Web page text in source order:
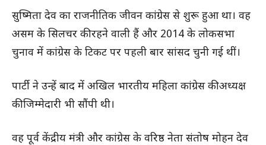
सुष्मिता देव का राजनीतिक जीवन कांग्रेस से शुरू हुआ था। वह
असम के सिलचर की रहने वाली हैं और 2014 के लोकसभा
चुनाव में कांग्रेस के टिकट पर पहली बार सांसद चुनी गई थीं।
पार्टी ने उन्हें बाद में अखिल भारतीय महिला कांग्रेस की अध्यक्ष
की जिम्मेदारी भी सौंपी थी।
वह पूर्व केंद्रीय मंत्री और कांग्रेस के वरिष्ठ नेता संतोष मोहन देव